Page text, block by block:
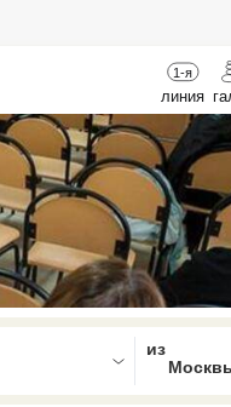
1-я
линия
is focused , press Down to